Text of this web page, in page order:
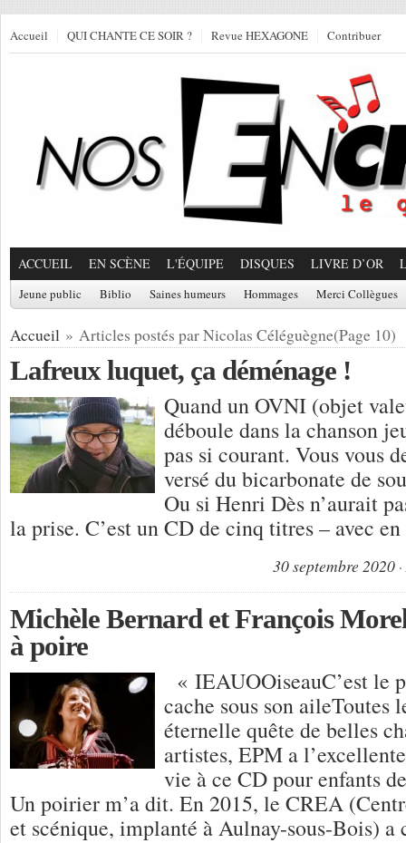
Accueil QUI CHANTE CE SOIR ? Revue HEXAGONE Contribuer
ACCUEIL EN SCÈNE L'ÉQUIPE DISQUES LIVRE D’OR
Jeune public Biblio Saines humeurs Hommages Merci Collègues
Accueil » Articles postés par Nicolas Céléguègne(Page 10)
Lafreux luquet, ça déménage !
Quand un OVNI (objet
déboule dans la chanson
pas si courant. Vous vous
versé du bicarbonate de
Ou si Henri Dès n’aurait
la prise. C’est un CD de cinq titres – avec
30 septembre 2020
Michèle Bernard et François
à poire
« IEAUOOiseauC’est le
cache sous son aileToutes
éternelle quête de belles
artistes, EPM a
vie à ce CD pour enfants
Un poirier m’a dit. En 2015, le CREA
et scénique, implanté à Aulnay-sous-Bois)